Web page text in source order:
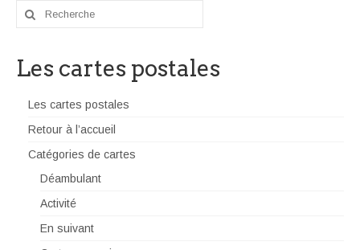
Rechercher
Les cartes postales
Les cartes postales
Retour à l’accueil
Catégories de cartes
Déambulant
Activité
En suivant